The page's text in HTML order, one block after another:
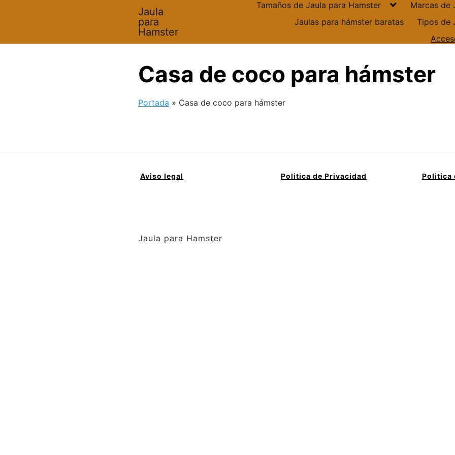
Jaula
para
Hamster
Tamaños de Jaula para Hamster
Marcas de
Jaulas para hámster baratas
Tipos de
Casa de coco para hámster
Portada » Casa de coco para hámster
Aviso legal Politica de Privacidad Politica
Jaula para Hamster